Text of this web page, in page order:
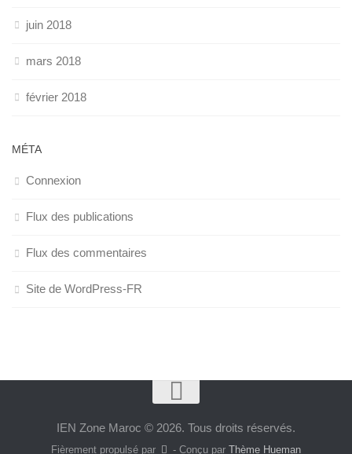
juin 2018
mars 2018
février 2018
MÉTA
Connexion
Flux des publications
Flux des commentaires
Site de WordPress-FR
IEN Zone Maroc © 2026. Tous droits réservés.
Fièrement propulsé par - Conçu par Thème Hueman